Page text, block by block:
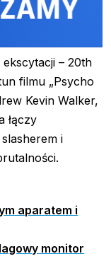
– 20th
filmu „Psycho
Kevin Walker,
łączy
i
aparatem i
monitor